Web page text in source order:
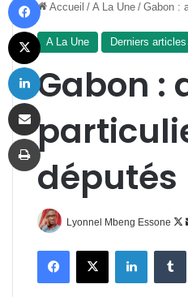
Accueil / A La Une / Gabon :
A La Une Derniers articles
Gabon :
députés
Lyonnel Mbeng Essone
FacebookX Linkedin
X
Imprimer